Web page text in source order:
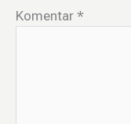
Komentar *